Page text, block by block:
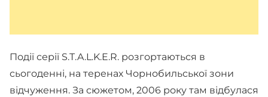
Події серії S.T.A.L.K.E.R. розгортаються в
сьогоденні, на теренах Чорнобильської зони
відчуження. За сюжетом, 2006 року там відбулася